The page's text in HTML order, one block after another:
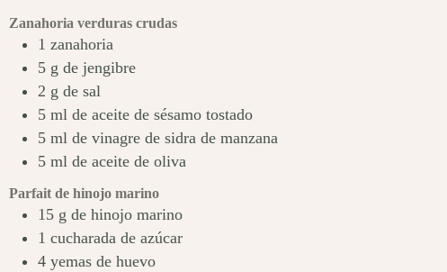
Zanahoria verduras crudas
1 zanahoria
5 g de jengibre
2 g de sal
5 ml de aceite de sésamo tostado
5 ml de vinagre de sidra de manzana
5 ml de aceite de oliva
Parfait de hinojo marino
15 g de hinojo marino
1 cucharada de azúcar
4 yemas de huevo